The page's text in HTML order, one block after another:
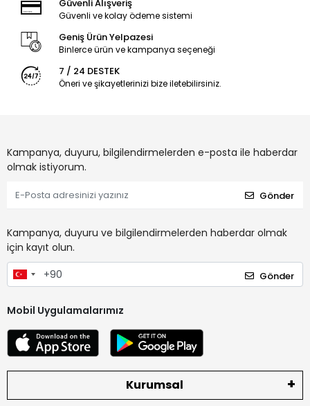
Güvenli Alışveriş
Güvenli ve kolay ödeme sistemi
Geniş Ürün Yelpazesi
Binlerce ürün ve kampanya seçeneği
7 / 24 DESTEK
Öneri ve şikayetlerinizi bize iletebilirsiniz.
Kampanya, duyuru, bilgilendirmelerden e-posta ile haberdar
olmak istiyorum.
Gönder
Kampanya, duyuru ve bilgilendirmelerden haberdar olmak
için kayıt olun.
Gönder
Mobil Uygulamalarımız
Kurumsal